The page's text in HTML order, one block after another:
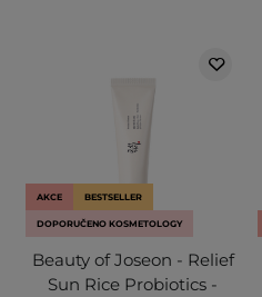
AKCE BESTSELLER
DOPORUČENO KOSMETOLOGY
Beauty of Joseon - Relief
Sun Rice Probiotics -